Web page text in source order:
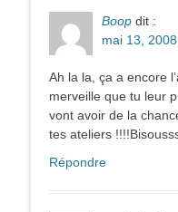
Boop dit :
mai 13,
Ah la la, ça a encore
merveille que tu leur
vont avoir de la
tes ateliers
Répondre